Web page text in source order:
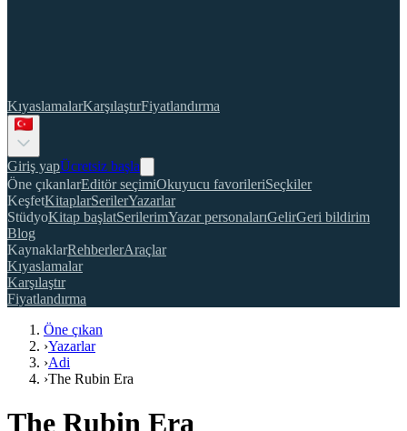
KıyaslamalarKarşılaştırFiyatlandırma
Giriş yapÜcretsiz başla
Öne çıkanlarEditör seçimiOkuyucu favorileriSeçkiler
KeşfetKitaplarSerilerYazarlar
StüdyoKitap başlatSerilerimYazar personalarıGelirGeri bildirim
Blog
KaynaklarRehberlerAraçlar
Kıyaslamalar
Karşılaştır
Fiyatlandırma
Öne çıkan
›Yazarlar
›Adi
›The Rubin Era
The Rubin Era